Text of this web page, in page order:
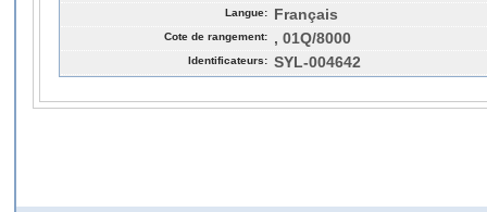
Langue: Français
Cote de rangement: , 01Q/8000
Identificateurs: SYL-004642